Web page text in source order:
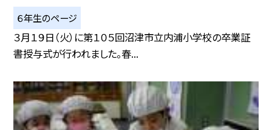
６年生のページ
３月１９日（火）に第１０５回沼津市立内浦小学校の卒業証
書授与式が行われました。春...